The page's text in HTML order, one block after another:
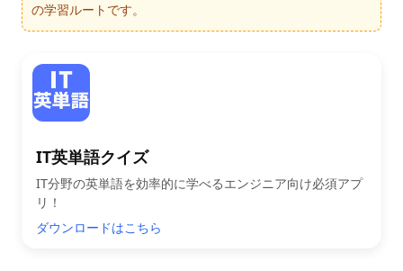
の学習ルートです。
IT英単語クイズ
IT分野の英単語を効率的に学べるエンジニア向け必須アプ
リ！
ダウンロードはこちら